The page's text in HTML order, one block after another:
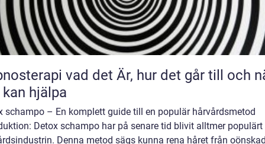
det Är, hur det går till och när
hjälpa
schampo – En komplett guide till en populär hårvårdsmetod
Detox schampo har på senare tid blivit alltmer
Denna metod sägs kunna rena håret från